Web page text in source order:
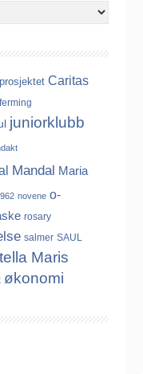
Caritas
ferming
juniorklubb
Mandal Maria
novene o-
rosary
salmer SAUL
Maris
økonomi